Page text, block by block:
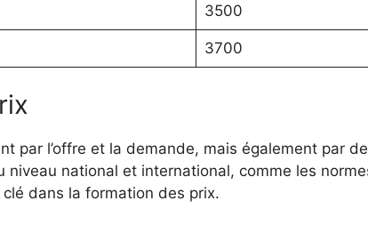
3500
3700
par l’offre et la demande, mais également par
national et international, comme les
dans la formation des prix.